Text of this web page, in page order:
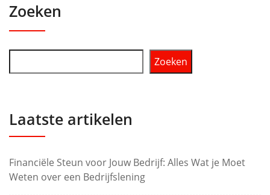
Zoeken
Zoeken
Laatste artikelen
Financiële Steun voor Jouw Bedrijf: Alles Wat je Moet
Weten over een Bedrijfslening